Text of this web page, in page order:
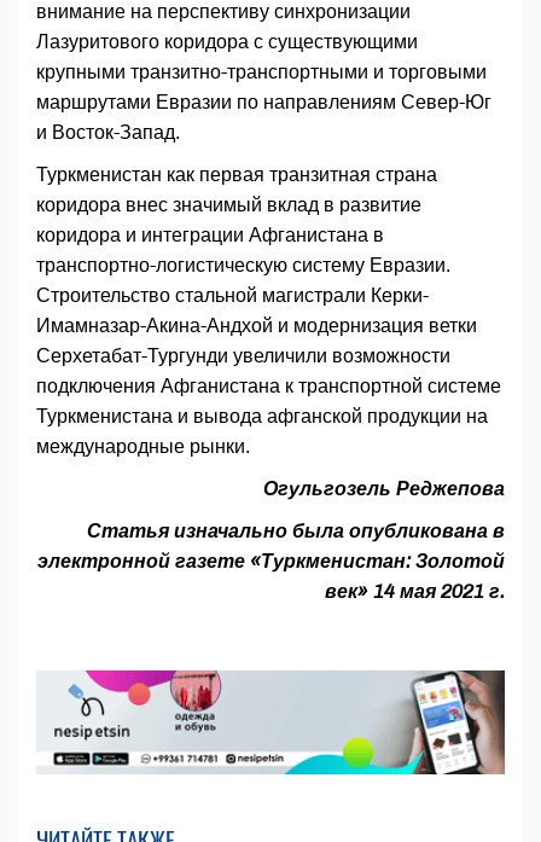
внимание на перспективу синхронизации
Лазуритового коридора с существующими
крупными транзитно-транспортными и торговыми
маршрутами Евразии по направлениям Север-Юг
и Восток-Запад.
Туркменистан как первая транзитная страна
коридора внес значимый вклад в развитие
коридора и интеграции Афганистана в
транспортно-логистическую систему Евразии.
Строительство стальной магистрали Керки-
Имамназар-Акина-Андхой и модернизация ветки
Серхетабат-Тургунди увеличили возможности
подключения Афганистана к транспортной системе
Туркменистана и вывода афганской продукции на
международные рынки.
Огульгозель Реджепова
Статья изначально была опубликована в
электронной газете «Туркменистан: Золотой
век» 14 мая 2021 г.